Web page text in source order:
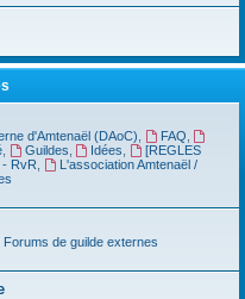
d'Amtenaël (DAoC) FAQ
, Guildes Idées
[REGLES
- RvR
L'association Amtenaël /
Forums de guilde externes